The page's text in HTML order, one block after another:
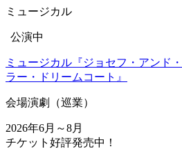
ミュージカル
公演中
ミュージカル『ジョセフ・アンド
ラー・ドリームコート』
会場演劇（巡業）
2026年6月～8月
チケット好評発売中！